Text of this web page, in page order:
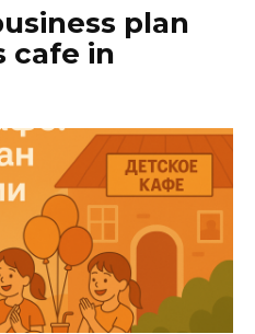
plan
cafe in